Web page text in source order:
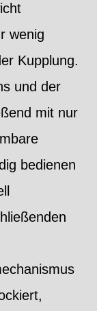
wenig
Kupplung.
und der
mit nur
bedienen